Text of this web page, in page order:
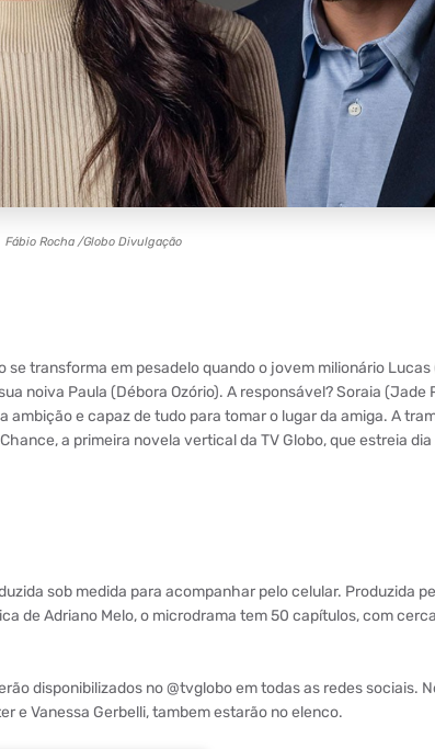
Fábio Rocha /Globo Divulgação
transforma em pesadelo quando o jovem milionário Lucas
noiva Paula (Débora Ozório). A responsável? Soraia (Jade
e capaz de tudo para tomar o lugar da amiga. A
a primeira novela vertical da TV Globo, que estreia dia
sob medida para acompanhar pelo celular. Produzida
de Adriano Melo, o microdrama tem 50 capítulos, com
disponibilizados no @tvglobo em todas as redes sociais.
e Vanessa Gerbelli, tambem estarão no elenco.